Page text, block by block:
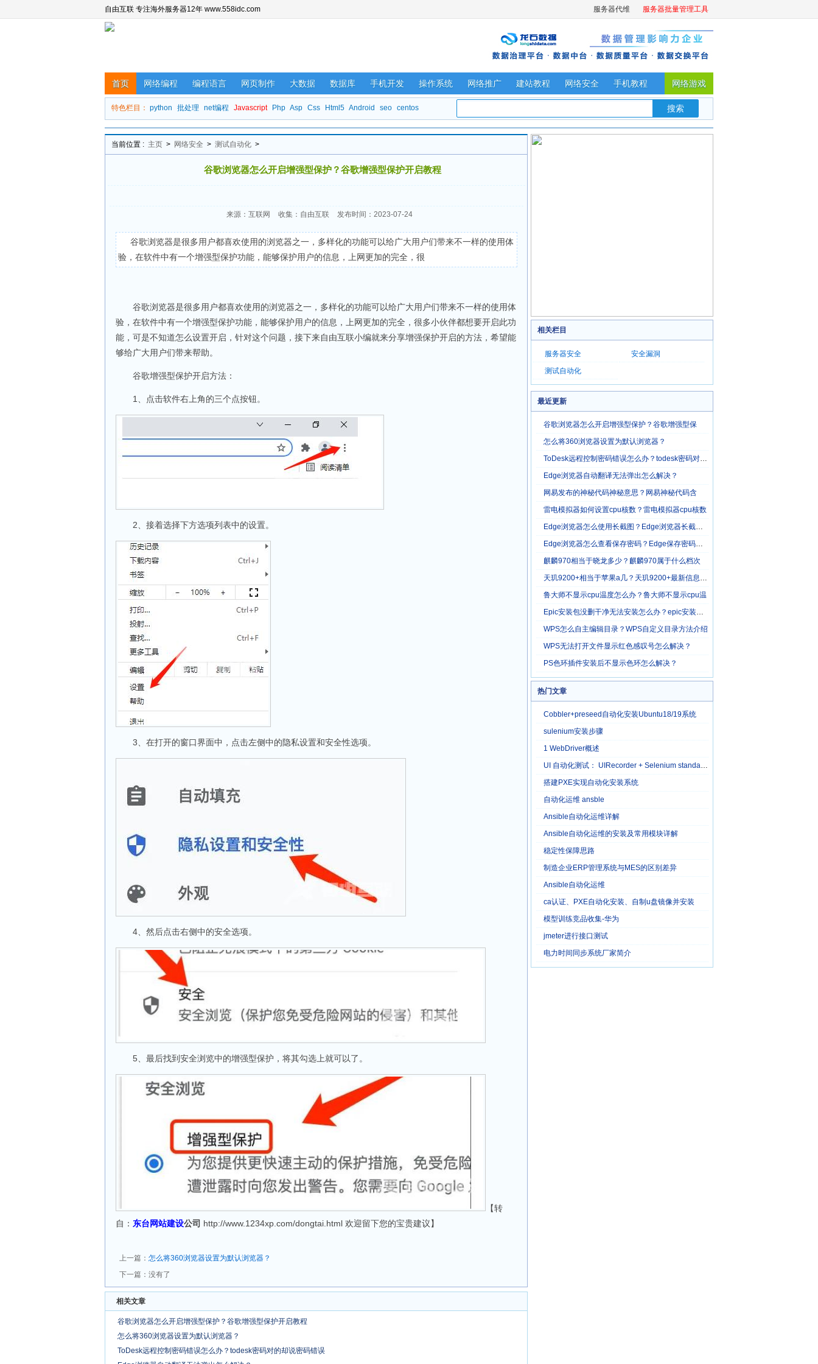
自由互联 专注海外服务器12年 www.558idc.com 服务器代维 服务器批量管理工具
首页 网络编程 编程语言 网页制作 大数据 数据库 手机开发 操作系统 网络推广 建站教程 网络安全 手机教程 网络游戏
特色栏目： python 批处理 net编程 Javascript Php Asp Css Html5 Android seo centos
当前位置 : 主页 > 网络安全 > 测试自动化 >
谷歌浏览器怎么开启增强型保护？谷歌增强型保护开启教程
来源：互联网 收集：自由互联 发布时间：2023-07-24
谷歌浏览器是很多用户都喜欢使用的浏览器之一，多样化的功能可以给广大用户们带来不一样的使用体
验，在软件中有一个增强型保护功能，能够保护用户的信息，上网更加的完全，很
谷歌浏览器是很多用户都喜欢使用的浏览器之一，多样化的功能可以给广大用户们带来不一样的使用体
验，在软件中有一个增强型保护功能，能够保护用户的信息，上网更加的完全，很多小伙伴都想要开启此功
能，可是不知道怎么设置开启，针对这个问题，接下来自由互联小编就来分享增强保护开启的方法，希望能
够给广大用户们带来帮助。
谷歌增强型保护开启方法：
1、点击软件右上角的三个点按钮。
2、接着选择下方选项列表中的设置。
3、在打开的窗口界面中，点击左侧中的隐私设置和安全性选项。
4、然后点击右侧中的安全选项。
5、最后找到安全浏览中的增强型保护，将其勾选上就可以了。
【转
自： 东台网站建设公司 http://www.1234xp.com/dongtai.html 欢迎留下您的宝贵建议】
上一篇： 怎么将360浏览器设置为默认浏览器？
下一篇：没有了
相关文章
谷歌浏览器怎么开启增强型保护？谷歌增强型保护开启教程
怎么将360浏览器设置为默认浏览器？
ToDesk远程控制密码错误怎么办？todesk密码对的却说密码错误
相关栏目
服务器安全
安全漏洞
测试自动化
最近更新
谷歌浏览器怎么开启增强型保护？谷歌增强型保
怎么将360浏览器设置为默认浏览器？
ToDesk远程控制密码错误怎么办？todesk密码对的却
Edge浏览器自动翻译无法弹出怎么解决？
网易发布的神秘代码神秘意思？网易神秘代码含
雷电模拟器如何设置cpu核数？雷电模拟器cpu核数
Edge浏览器怎么使用长截图？Edge浏览器长截图操作
Edge浏览器怎么查看保存密码？Edge保存密码查看方
麒麟970相当于晓龙多少？麒麟970属于什么档次
天玑9200+相当于苹果a几？天玑9200+最新信息介绍
鲁大师不显示cpu温度怎么办？鲁大师不显示cpu温
Epic安装包没删干净无法安装怎么办？epic安装包怎
WPS怎么自主编辑目录？WPS自定义目录方法介绍
WPS无法打开文件显示红色感叹号怎么解决？
PS色环插件安装后不显示色环怎么解决？
热门文章
Cobbler+preseed自动化安装Ubuntu18/19系统
sulenium安装步骤
1 WebDriver概述
UI 自动化测试： UIRecorder + Selenium standalone server
搭建PXE实现自动化安装系统
自动化运维 ansble
Ansible自动化运维详解
Ansible自动化运维的安装及常用模块详解
稳定性保障思路
制造企业ERP管理系统与MES的区别差异
Ansible自动化运维
ca认证、PXE自动化安装、自制u盘镜像并安装
模型训练竞品收集-华为
jmeter进行接口测试
电力时间同步系统厂家简介